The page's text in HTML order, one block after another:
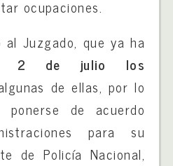
ocupaciones.
Juzgado, que ya ha
2 de julio los
de ellas, por lo
de acuerdo
para su
de Policía Nacional,